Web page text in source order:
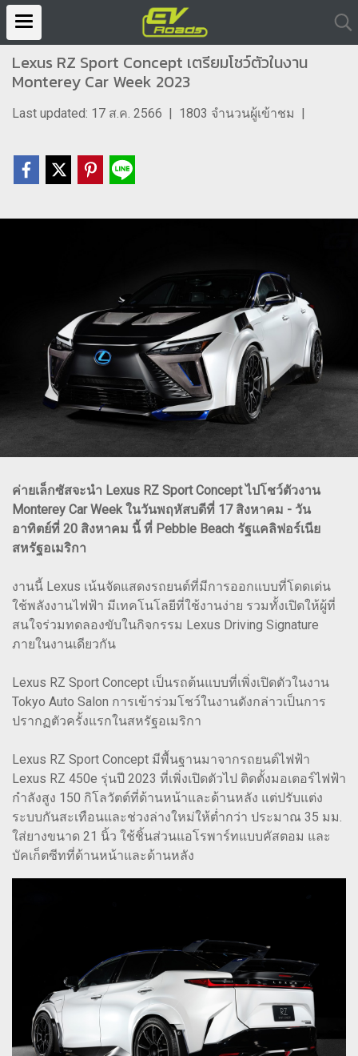
Lexus RZ Sport Concept เตรียมโชว์ตัวในงาน
Monterey Car Week 2023
Last updated: 17 ส.ค. 2566 | 1803 จำนวนผู้เข้าชม |
ค่ายเล็กซัสจะนำ Lexus RZ Sport Concept ไปโชว์ตัวงาน
Monterey Car Week ในวันพฤหัสบดีที่ 17 สิงหาคม - วัน
อาทิตย์ที่ 20 สิงหาคม นี้ ที่ Pebble Beach รัฐแคลิฟอร์เนีย
สหรัฐอเมริกา
งานนี้ Lexus เน้นจัดแสดงรถยนต์ที่มีการออกแบบที่โดดเด่น
ใช้พลังงานไฟฟ้า มีเทคโนโลยีที่ใช้งานง่าย รวมทั้งเปิดให้ผู้ที่
สนใจร่วมทดลองขับในกิจกรรม Lexus Driving Signature
ภายในงานเดียวกัน
Lexus RZ Sport Concept เป็นรถต้นแบบที่เพิ่งเปิดตัวในงาน
Tokyo Auto Salon การเข้าร่วมโชว์ในงานดังกล่าวเป็นการ
ปรากฏตัวครั้งแรกในสหรัฐอเมริกา
Lexus RZ Sport Concept มีพื้นฐานมาจากรถยนต์ไฟฟ้า
Lexus RZ 450e รุ่นปี 2023 ที่เพิ่งเปิดตัวไป ติดตั้งมอเตอร์ไฟฟ้า
กำลังสูง 150 กิโลวัตต์ที่ด้านหน้าและด้านหลัง แต่ปรับแต่ง
ระบบกันสะเทือนและช่วงล่างใหม่ให้ต่ำกว่า ประมาณ 35 มม.
ใส่ยางขนาด 21 นิ้ว ใช้ชิ้นส่วนแอโรพาร์ทแบบคัสตอม และ
บัคเก็ตซีทที่ด้านหน้าและด้านหลัง